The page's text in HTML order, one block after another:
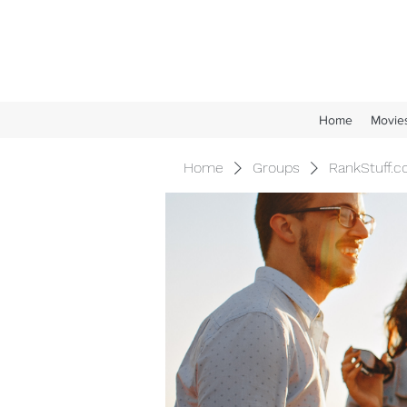
Home
Home Groups